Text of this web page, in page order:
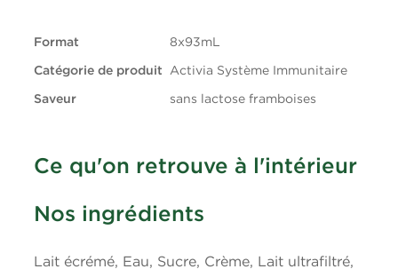
Fibres
Cholestérol 5mg
Sodium
Format
8x93mL
Catégorie de produit Activia Système Immunitaire
Saveur
sans lactose framboises
Ce qu'on retrouve à l'intérieur
Nos ingrédients
Lait écrémé, Eau, Sucre, Crème, Lait ultrafiltré,